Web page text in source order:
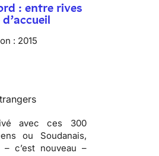
: entre rives
: 2015
avec ces 300
ou Soudanais,
c’est nouveau –